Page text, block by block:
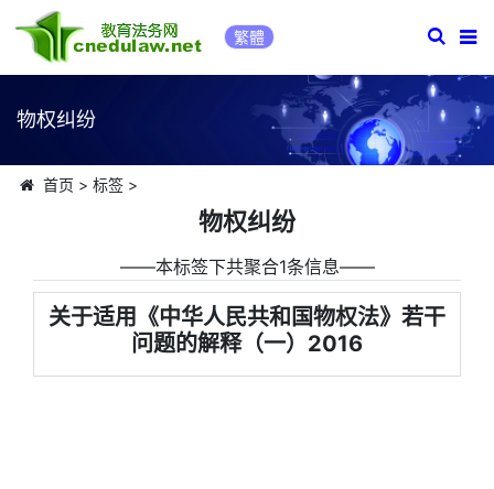
繁體
物权纠纷
首页 > 标签>
物权纠纷
――本标签下共聚合1条信息――
关于适用《中华人民共和国物权法》若干
问题的解释（一）2016